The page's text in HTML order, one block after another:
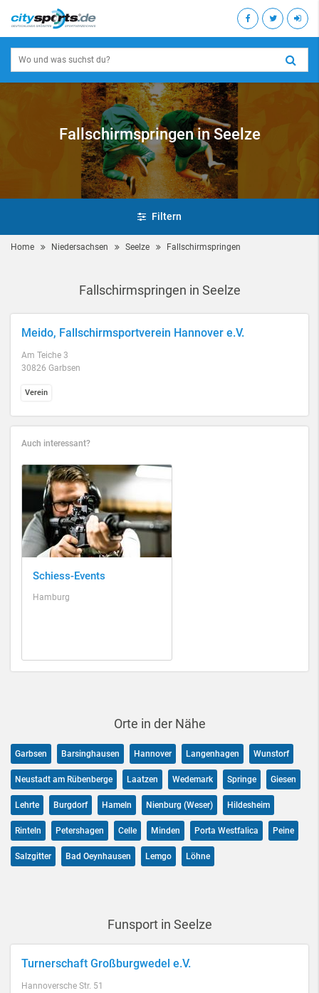
Fallschirmspringen in Seelze
Filtern
Home Niedersachsen Seelze Fallschirmspringen
Fallschirmspringen in Seelze
Meido, Fallschirmsportverein Hannover e.V.
Am Teiche 3
30826 Garbsen
Verein
Auch interessant?
Schiess-Events
Hamburg
Orte in der Nähe
Garbsen Barsinghausen Hannover Langenhagen Wunstorf
Neustadt am Rübenberge Laatzen Wedemark Springe Giesen
Lehrte Burgdorf Hameln Nienburg (Weser) Hildesheim
Rinteln Petershagen Celle Minden Porta Westfalica Peine
Salzgitter Bad Oeynhausen Lemgo Löhne
Funsport in Seelze
Turnerschaft Großburgwedel e.V.
Hannoversche Str. 51